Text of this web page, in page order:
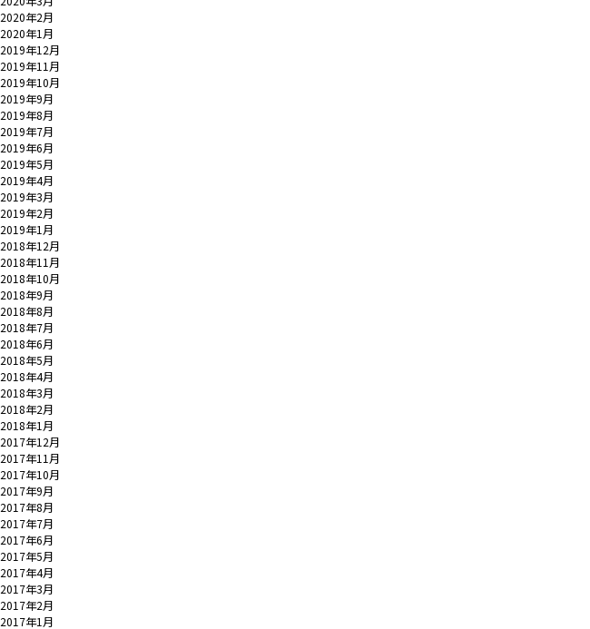
2020年2月
2020年1月
2019年12月
2019年11月
2019年10月
2019年9月
2019年8月
2019年7月
2019年6月
2019年5月
2019年4月
2019年3月
2019年2月
2019年1月
2018年12月
2018年11月
2018年10月
2018年9月
2018年8月
2018年7月
2018年6月
2018年5月
2018年4月
2018年3月
2018年2月
2018年1月
2017年12月
2017年11月
2017年10月
2017年9月
2017年8月
2017年7月
2017年6月
2017年5月
2017年4月
2017年3月
2017年2月
2017年1月